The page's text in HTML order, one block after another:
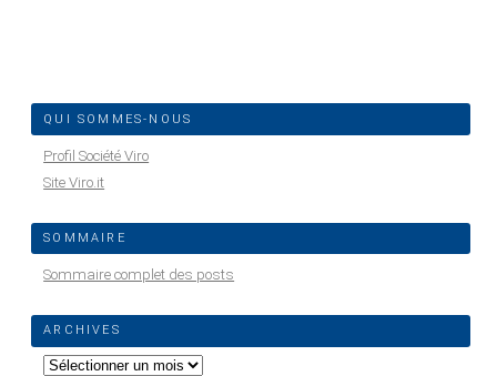
QUI SOMMES-NOUS
Profil Société Viro
Site Viro.it
SOMMAIRE
Sommaire complet des posts
ARCHIVES
Archives